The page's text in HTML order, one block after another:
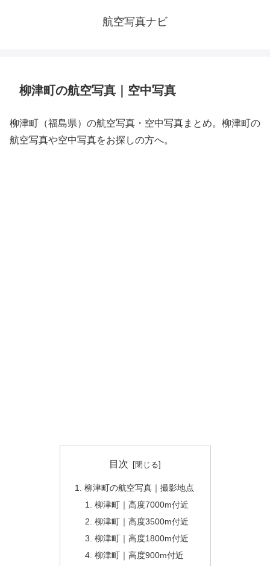
航空写真ナビ
柳津町の航空写真｜空中写真
柳津町（福島県）の航空写真・空中写真まとめ。柳津町の
航空写真や空中写真をお探しの方へ。
目次
柳津町の航空写真｜撮影地点
柳津町｜高度7000m付近
柳津町｜高度3500m付近
柳津町｜高度1800m付近
柳津町｜高度900m付近